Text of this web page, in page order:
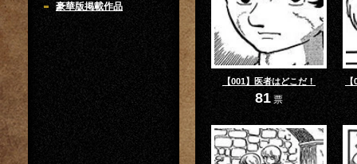
豪華版掲載作品
【001】医者はどこだ！
81 票